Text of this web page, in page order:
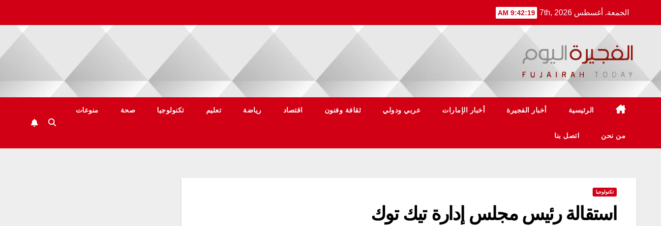
الجمعة. أغسطس 7th, 2026 9:42:19 AM
الرئيسية أخبار الفجيرة أخبار الإمارات عربي ودولي ثقافة وفنون اقتصاد رياضة تعليم تكنولوجيا صحة منوعات
من نحن اتصل بنا
تكنولوجيا
استقالة رئيس مجلس إدارة تيك توك